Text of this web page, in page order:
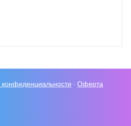
конфиденциальности ·Оферта